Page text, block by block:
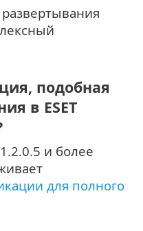
подобная
в ESET
и более
для полного